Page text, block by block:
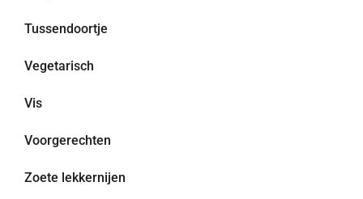
Tussendoortje
Vegetarisch
Vis
Voorgerechten
Zoete lekkernijen